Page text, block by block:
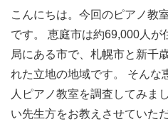
c
e
b
o
o
tt
er
e
こんにちは。今回のピアノ教
です。 恵庭市は約69,000人が
局にある市で、札幌市と新千
れた立地の地域です。 そんな
人ピアノ教室を調査してみま
い先生方をお教えさせていた